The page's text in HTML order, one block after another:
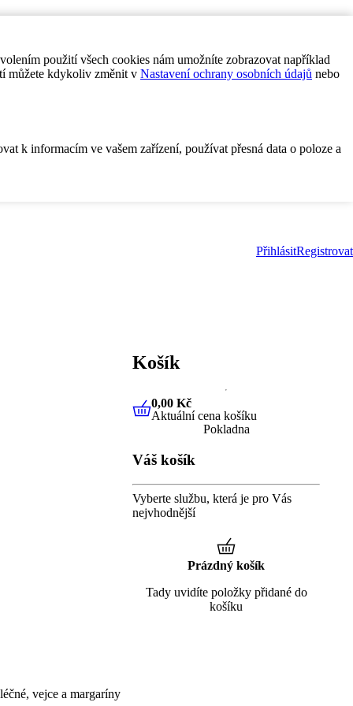
použití všech cookies nám umožníte zobrazovat například
můžete kdykoliv změnit v Nastavení ochrany osobních údajů nebo
k informacím ve vašem zařízení, používat přesná data o poloze a
PřihlásitRegistrovat
vejce a margaríny
Košík
0,00 KčAktuální cena košíku
0,00 Kč
Aktuální cena košíku
Pokladna
Váš košík
Vyberte službu, která je pro Vás
nejvhodnější
Prázdný košík
Tady uvidíte položky přidané do
košíku